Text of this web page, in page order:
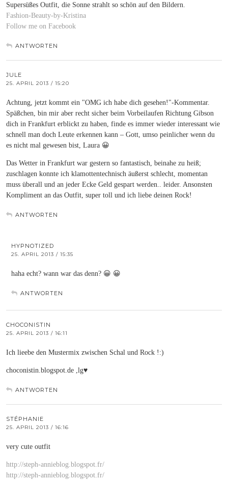
Supersüßes Outfit, die Sonne strahlt so schön auf den Bildern.
Fashion-Beauty-by-Kristina
Follow me on Facebook
ANTWORTEN
JULE
25. APRIL 2013 / 15:20
Achtung, jetzt kommt ein "OMG ich habe dich gesehen!"-Kommentar.
Späßchen, bin mir aber recht sicher beim Vorbeilaufen Richtung Gibson
dich in Frankfurt erblickt zu haben, finde es immer wieder interessant wie
schnell man doch Leute erkennen kann – Gott, umso peinlicher wenn du
es nicht mal gewesen bist, Laura 😀
Das Wetter in Frankfurt war gestern so fantastisch, beinahe zu heiß;
zuschlagen konnte ich klamottentechnisch äußerst schlecht, momentan
muss überall und an jeder Ecke Geld gespart werden.. leider. Ansonsten
Kompliment an das Outfit, super toll und ich liebe deinen Rock!
ANTWORTEN
HYPNOTIZED
25. APRIL 2013 / 15:35
haha echt? wann war das denn? 😀 😀
ANTWORTEN
CHOCONISTIN
25. APRIL 2013 / 16:11
Ich lieebe den Mustermix zwischen Schal und Rock !:)
choconistin.blogspot.de ,lg♥
ANTWORTEN
STÉPHANIE
25. APRIL 2013 / 16:16
very cute outfit
http://steph-annieblog.blogspot.fr/
http://steph-annieblog.blogspot.fr/